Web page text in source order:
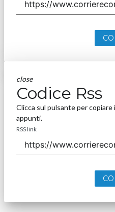
close
Codice Rss
Clicca sul pulsante per copiare
appunti.
RSS link